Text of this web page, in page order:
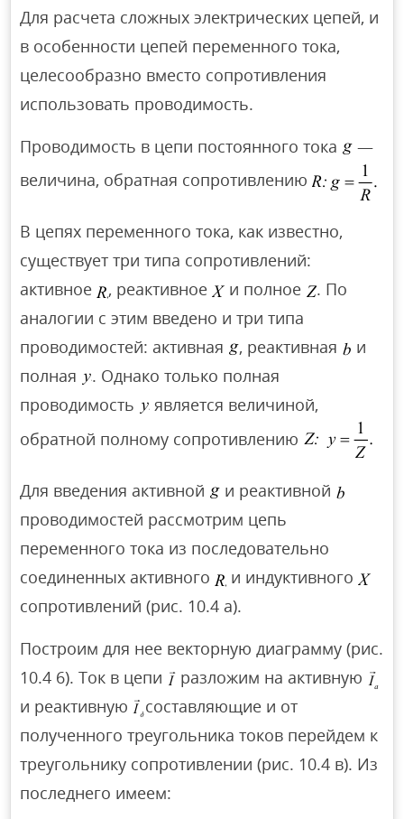
Для расчета сложных электрических цепей, и
в особенности цепей переменного тока,
целесообразно вместо сопротивления
использовать проводимость.
Проводимость в цепи постоянного тока
—
величина, обратная сопротивлению
В цепях переменного тока, как известно,
существует три типа сопротивлений:
активное
, реактивное и полное
. По
аналогии с этим введено и три типа
проводимостей: активная
, реактивная
и
полная
. Однако только полная
проводимость
является величиной,
обратной полному сопротивлению
Для введения активной
и реактивной
проводимостей рассмотрим цепь
переменного тока из последовательно
соединенных активного
и индуктивного
сопротивлений (рис. 10.4 а).
Построим для нее векторную диаграмму (рис.
10.4 6). Ток в цепи
разложим на активную
и реактивную
составляющие и от
полученного треугольника токов перейдем к
треугольнику сопротивлении (рис. 10.4 в). Из
последнего имеем: